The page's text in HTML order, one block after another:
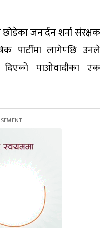
जनार्दन शर्मा संरक्षक
पार्टीमा लागेपछि उनले
दिएको माओवादीका एक